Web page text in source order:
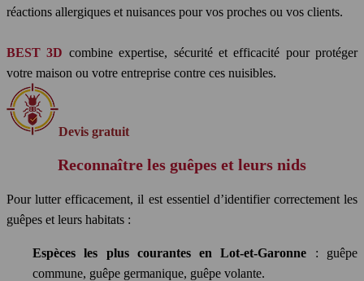
réactions allergiques et nuisances pour vos proches ou vos clients.
BEST 3D combine expertise, sécurité et efficacité pour protéger
votre maison ou votre entreprise contre ces nuisibles.
Devis gratuit
Reconnaître les guêpes et leurs nids
Pour lutter efficacement, il est essentiel d’identifier correctement les
guêpes et leurs habitats :
Espèces les plus courantes en Lot-et-Garonne : guêpe
commune, guêpe germanique, guêpe volante.